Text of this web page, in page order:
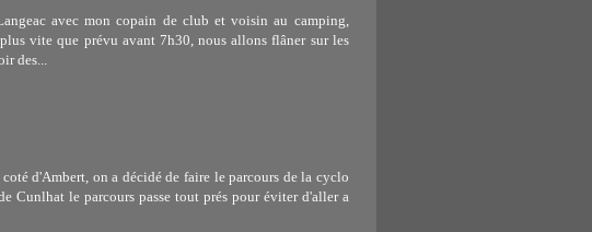
avec mon copain de club et voisin au camping,
vite que prévu avant 7h30, nous allons flâner sur les
des...
d'Ambert, on a décidé de faire le parcours de la cyclo
Cunlhat le parcours passe tout prés pour éviter d'aller a